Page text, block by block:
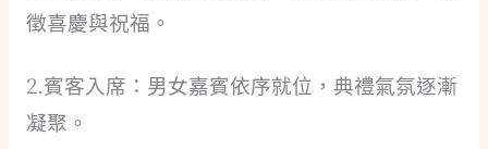
徵喜慶與祝福。
2.賓客入席：男女嘉賓依序就位，典禮氣氛逐漸
凝聚。